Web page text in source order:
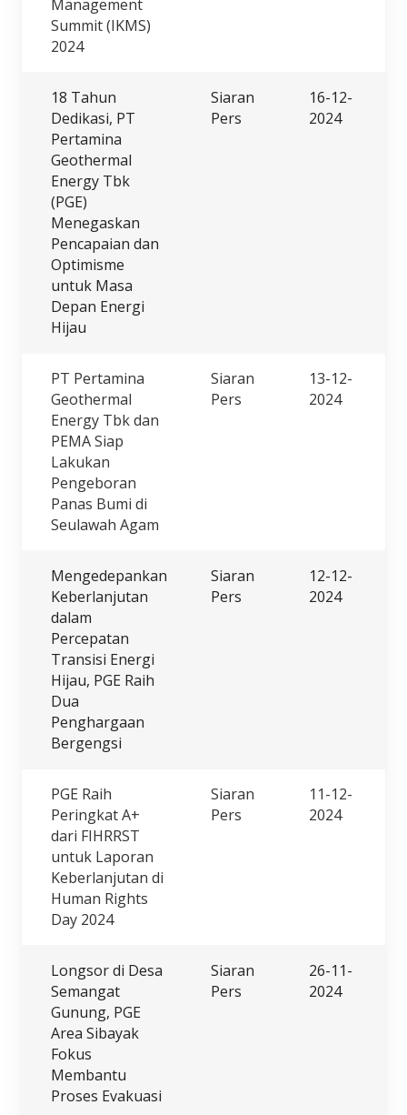
Management
Summit (IKMS)
2024
18 Tahun
Dedikasi, PT
Pertamina
Geothermal
Energy Tbk
(PGE)
Menegaskan
Pencapaian dan
Optimisme
untuk Masa
Depan Energi
Hijau
Siaran
Pers
16-12-
2024
PT Pertamina
Geothermal
Energy Tbk dan
PEMA Siap
Lakukan
Pengeboran
Panas Bumi di
Seulawah Agam
Siaran
Pers
13-12-
2024
Mengedepankan
Keberlanjutan
dalam
Percepatan
Transisi Energi
Hijau, PGE Raih
Dua
Penghargaan
Bergengsi
Siaran
Pers
12-12-
2024
PGE Raih
Peringkat A+
dari FIHRRST
untuk Laporan
Keberlanjutan di
Human Rights
Day 2024
Siaran
Pers
11-12-
2024
Longsor di Desa
Semangat
Gunung, PGE
Area Sibayak
Fokus
Membantu
Proses Evakuasi
Siaran
Pers
26-11-
2024